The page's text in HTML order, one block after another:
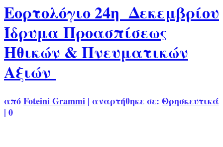
Εορτολόγιο 24η Δεκεμβρίου
Ίδρυμα Προασπίσεως
Ηθικών & Πνευματικών
Αξιών
απόFoteini Grammi | αναρτήθηκε σε: Θρησκευτικά
| 0